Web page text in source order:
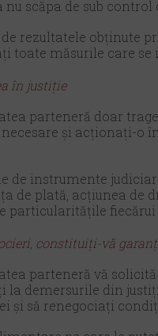
scăpa de sub
de rezultatele obținute
toate măsurile care
în justiție
parteneră doar
și acționați-o
de instrumente
de plată, acțiunea de
particularitățile fiecărui
constituiți-vă
parteneră vă
la demersurile din
și să renegociați